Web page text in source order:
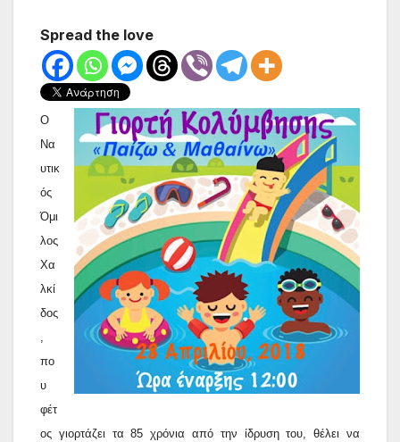
Spread the love
Ο
Να
υτικ
ός
Όμι
λος
Χα
λκί
δος
,
πο
υ
φέτ
ος γιορτάζει τα 85 χρόνια από την ίδρυση του, θέλει να